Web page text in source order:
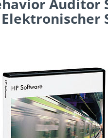
Elektronischer